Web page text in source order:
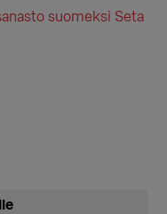
suomeksi Seta